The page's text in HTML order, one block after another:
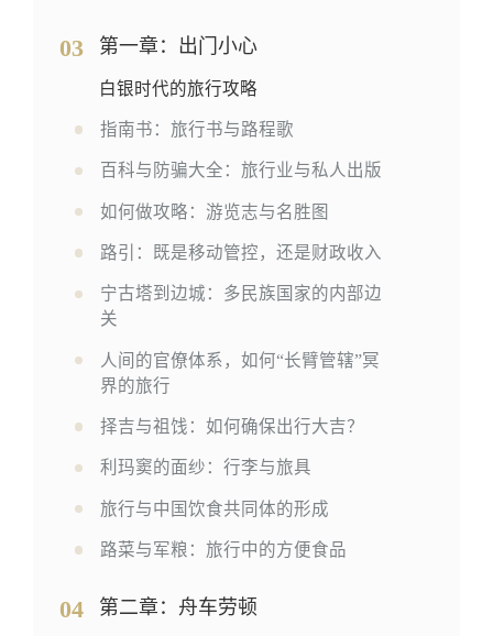
03 第一章：出门小心
白银时代的旅行攻略
指南书：旅行书与路程歌
百科与防骗大全：旅行业与私人出版
如何做攻略：游览志与名胜图
路引：既是移动管控，还是财政收入
宁古塔到边城：多民族国家的内部边
关
人间的官僚体系，如何“长臂管辖”冥
界的旅行
择吉与祖饯：如何确保出行大吉？
利玛窦的面纱：行李与旅具
旅行与中国饮食共同体的形成
路菜与军粮：旅行中的方便食品
04 第二章：舟车劳顿